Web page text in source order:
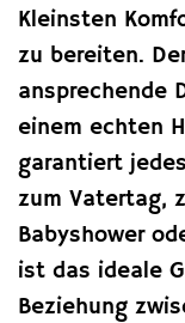
Kleinsten
zu bereiten.
ansprechende
einem echten
garantiert
zum Vatertag,
Babyshower
ist das ideale
Beziehung